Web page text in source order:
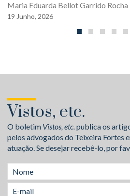
Maria Eduarda Bellot Garrido Rocha
19 Junho, 2026
Vistos, etc.
O boletim Vistos, etc.publica os
pelos advogados do Teixeira Fortes
atuação. Se desejar recebê-lo, por